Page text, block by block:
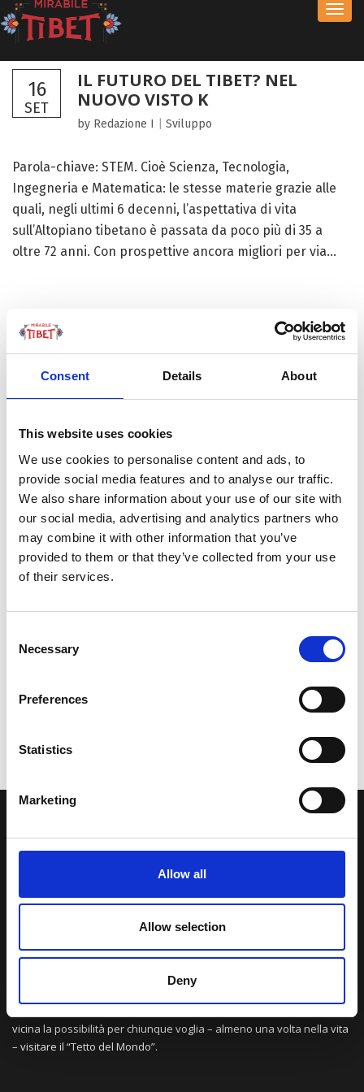
Consent Details About
This website uses cookies
We use cookies to personalise content and ads, to
provide social media features and to analyse our traffic.
We also share information about your use of our site with
our social media, advertising and analytics partners who
may combine it with other information that you’ve
provided to them or that they’ve collected from your use
of their services.
Selection
Necessary
Preferences
Statistics
Marketing
Allow all
Allow selection
Deny
16
SET
IL FUTURO DEL TIBET? NEL
NUOVO VISTO K
by Redazione I Sviluppo
Parola-chiave: STEM. Cioè Scienza, Tecnologia,
Ingegneria e Matematica: le stesse materie grazie alle
quali, negli ultimi 6 decenni, l’aspettativa di vita
sull’Altopiano tibetano è passata da poco più di 35 a
oltre 72 anni. Con prospettive ancora migliori per via...
FOCUS TIBET
Una comunità di appassionati della cultura tibetana che hanno
avuto modo di viaggiare e conoscere questa meravigliosa regione.
paesaggi e la sua gente è capace di riempire il cuore.
vicina la possibilità per chiunque voglia – almeno una volta nella vita
– visitare il “Tetto del Mondo”.